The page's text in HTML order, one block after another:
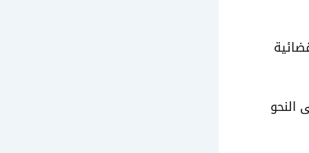
والذي جاء على النحو